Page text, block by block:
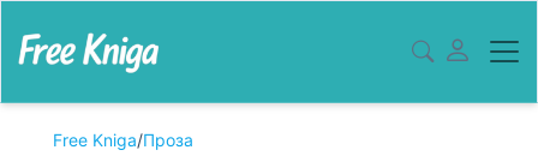
Free Kniga/Проза